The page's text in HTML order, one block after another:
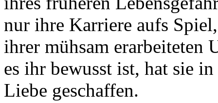
nur ihre Karriere aufs
ihrer mühsam erarbeiteten
es ihr bewusst ist, hat sie
Liebe geschaffen.